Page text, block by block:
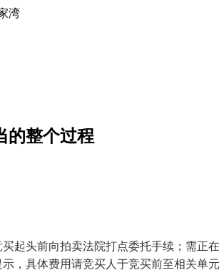
湾
的整个过程
头前向拍卖法院打点委托手续；需正
，具体费用请竞买人于竞买前至相关